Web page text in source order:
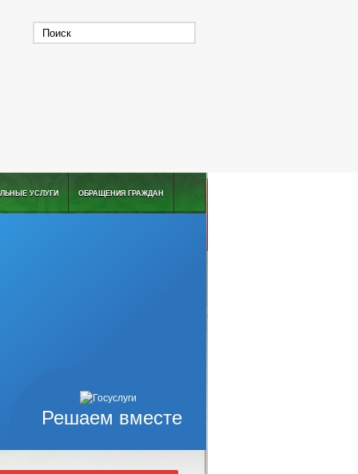
УСЛУГИ ОБРАЩЕНИЯ ГРАЖДАН
Решаем вместе